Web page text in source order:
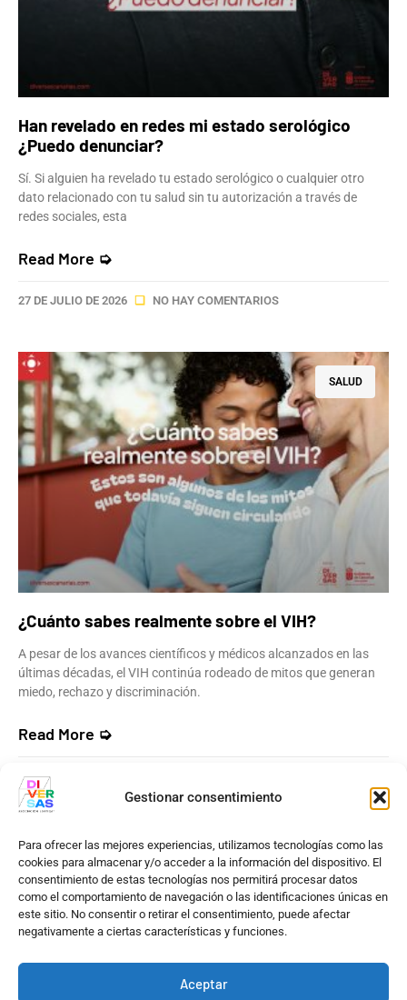
Gestionar consentimiento
Para ofrecer las mejores experiencias, utilizamos tecnologías como las
cookies para almacenar y/o acceder a la información del dispositivo. El
consentimiento de estas tecnologías nos permitirá procesar datos
como el comportamiento de navegación o las identificaciones únicas en
este sitio. No consentir o retirar el consentimiento, puede afectar
negativamente a ciertas características y funciones.
Aceptar
Han revelado en redes mi estado serológico
¿Puedo denunciar?
Sí. Si alguien ha revelado tu estado serológico o cualquier otro
dato relacionado con tu salud sin tu autorización a través de
redes sociales, esta
Read More ➭
27 DE JULIO DE 2026 NO HAY COMENTARIOS
SALUD
¿Cuánto sabes realmente sobre el VIH?
A pesar de los avances científicos y médicos alcanzados en las
últimas décadas, el VIH continúa rodeado de mitos que generan
miedo, rechazo y discriminación.
Read More ➭
24 DE JULIO DE 2026
©2026 Asoc. LGBTIQA* Diversas
Política de Cookies